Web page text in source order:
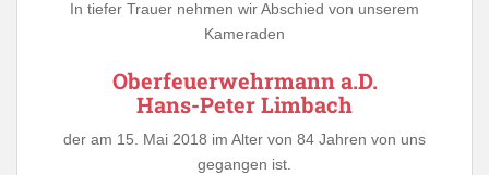
In tiefer Trauer nehmen wir Abschied von unserem
Kameraden
Oberfeuerwehrmann a.D.
Hans-Peter Limbach
der am 15. Mai 2018 im Alter von 84 Jahren von uns
gegangen ist.